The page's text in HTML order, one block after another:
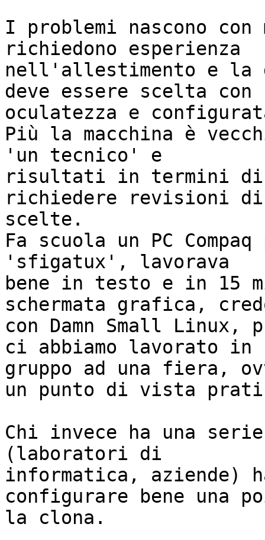
I problemi nascono
richiedono esperienza
nell'allestimento e la
deve essere scelta con
oculatezza e
Più la macchina è
'un tecnico' e
risultati in termini di
richiedere revisioni
scelte.
Fa scuola un PC
'sfigatux', lavorava
bene in testo e in 15
schermata grafica,
con Damn Small Linux,
ci abbiamo lavorato in
gruppo ad una fiera,
un punto di vista
Chi invece ha una
(laboratori di
informatica, aziende)
configurare bene una
la clona.